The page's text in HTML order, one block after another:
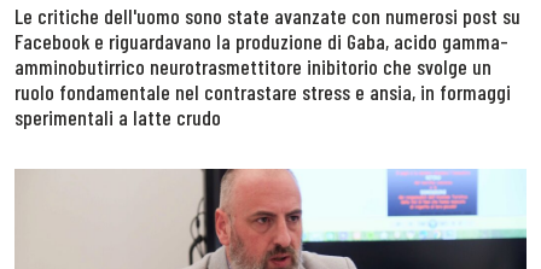
Le critiche dell'uomo sono state avanzate con numerosi post su
Facebook e riguardavano la produzione di Gaba, acido gamma-
amminobutirrico neurotrasmettitore inibitorio che svolge un
ruolo fondamentale nel contrastare stress e ansia, in formaggi
sperimentali a latte crudo